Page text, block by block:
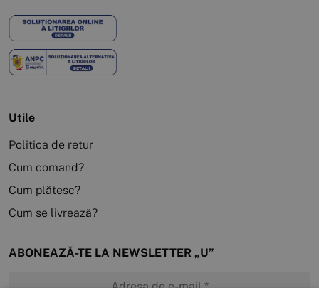
Utile
Politica de retur
Cum comand?
Cum plătesc?
Cum se livrează?
ABONEAZĂ-TE LA NEWSLETTER „U”